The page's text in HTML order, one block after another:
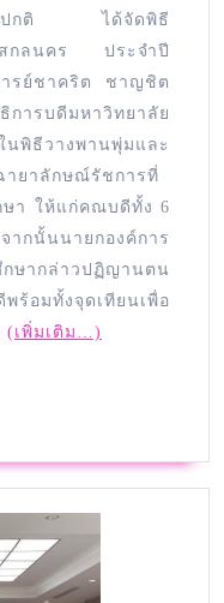
าคปกติ ได้จัดพิธี
สกลนคร ประจำปี
รย์ชาคริต ชาญชิต
รบดีมหาวิทยาลัย
พิธีวางพานพุ่มและ
ายาลักษณ์รัชการที่
ษา ให้แก่คณบดีทั้ง 6
นั้นนายกองค์การ
ษากล่าวปฏิญานตน
ร้อมทั้งจุดเทียนเพื่อ
(เพิ่มเติม…)